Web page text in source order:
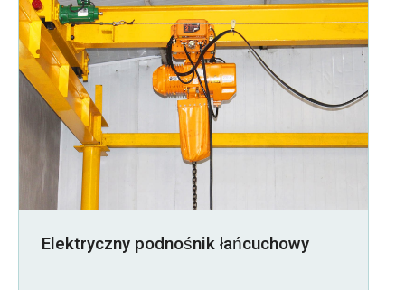
Elektryczny podnośnik łańcuchowy